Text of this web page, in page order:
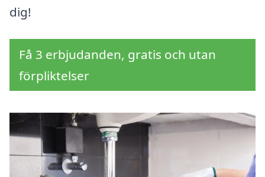
dig!
Få 3 erbjudanden, gratis och utan
förpliktelser